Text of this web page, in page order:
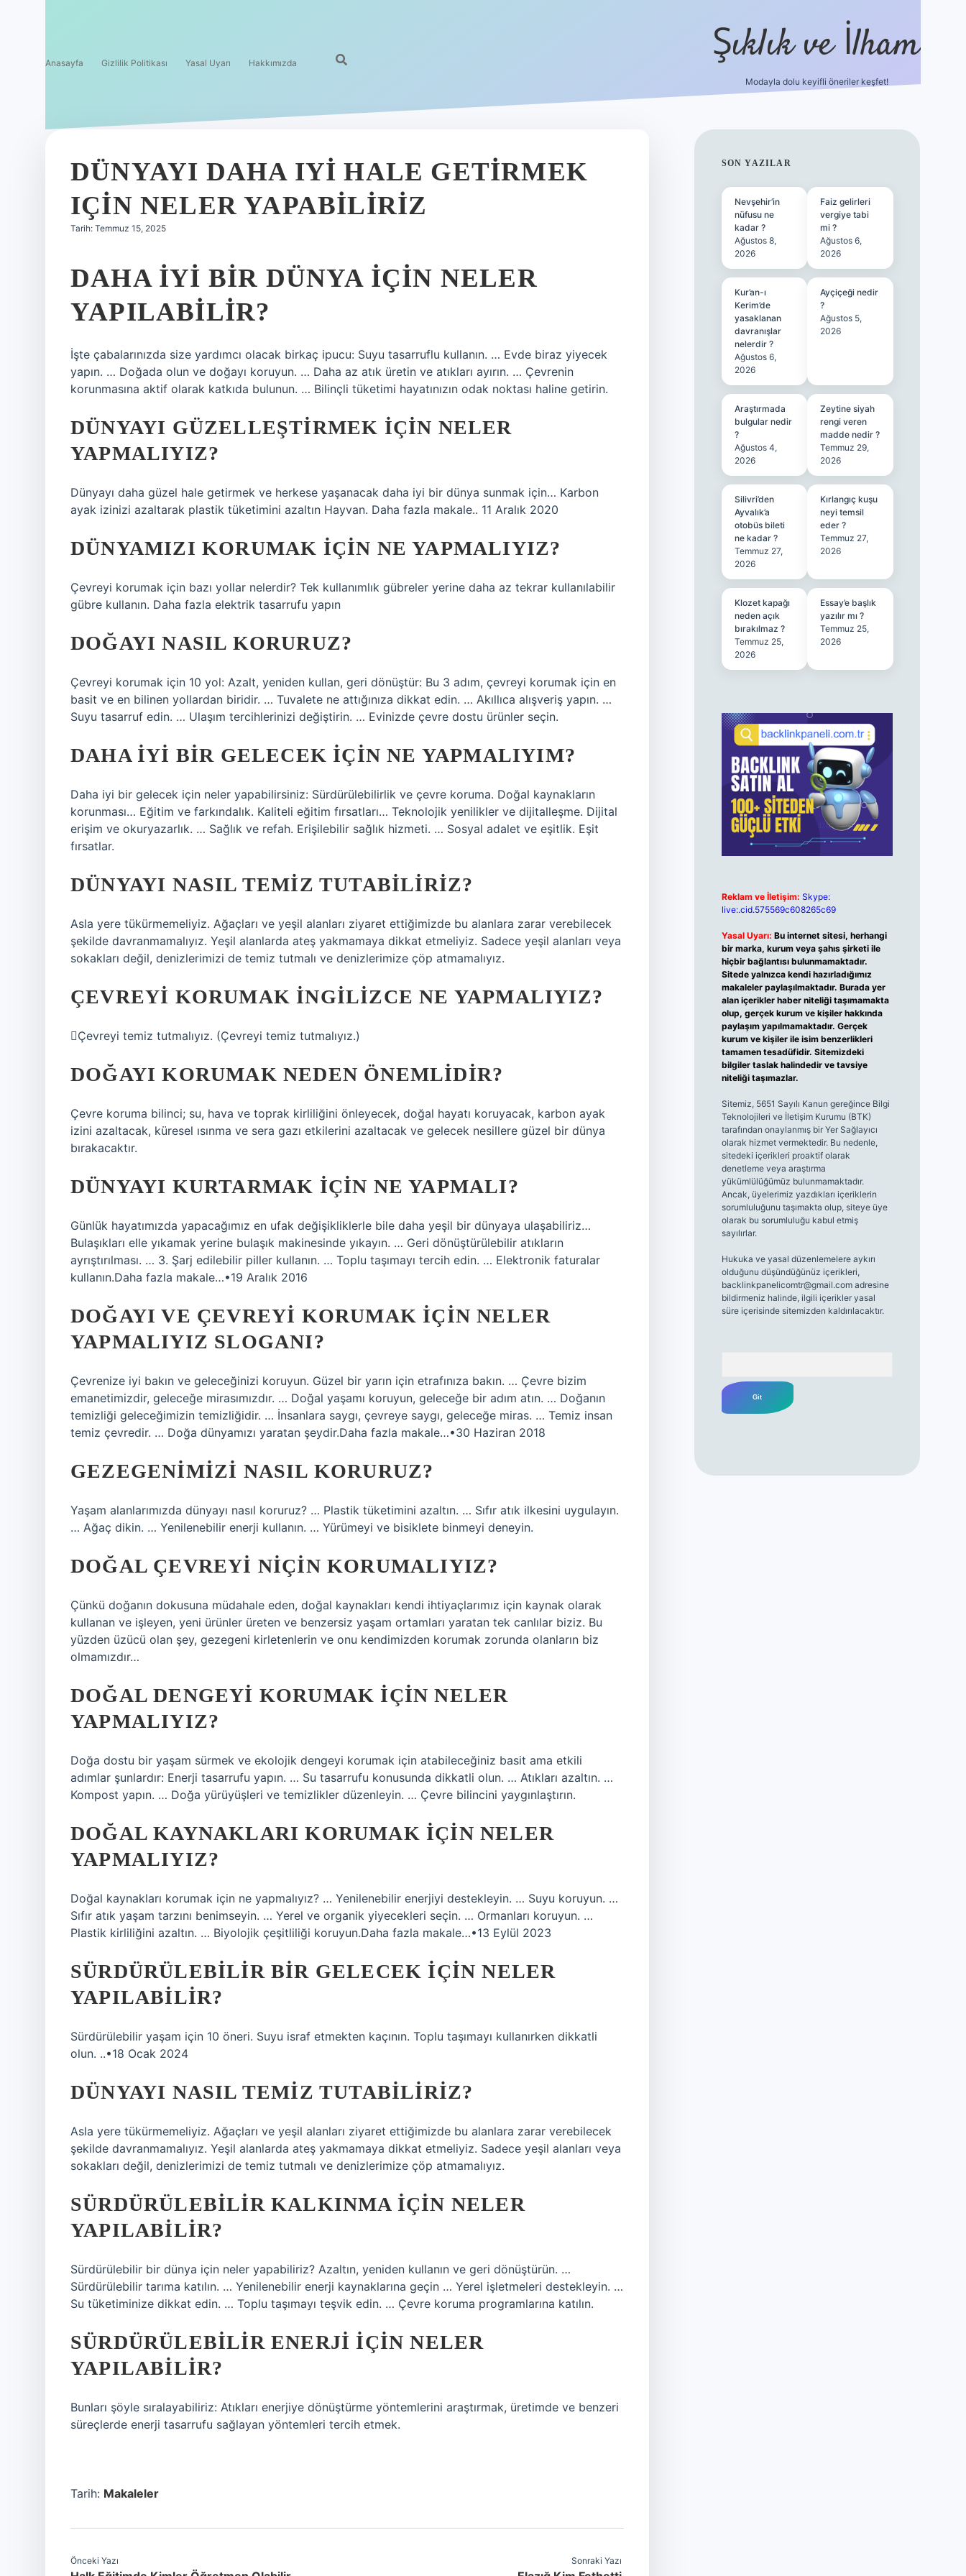
Anasayfa Gizlilik Politikası Yasal Uyarı Hakkımızda Şıklık ve İlham
Modayla dolu keyifli öneriler keşfet!
DÜNYAYI DAHA IYI HALE GETIRMEK
IÇIN NELER YAPABILIRIZ
Tarih: Temmuz 15, 2025
DAHA IYI BIR DÜNYA IÇIN NELER
YAPILABILIR?
İşte çabalarınızda size yardımcı olacak birkaç ipucu: Suyu tasarruflu kullanın. … Evde biraz yiyecek
yapın. … Doğada olun ve doğayı koruyun. … Daha az atık üretin ve atıkları ayırın. … Çevrenin
korunmasına aktif olarak katkıda bulunun. … Bilinçli tüketimi hayatınızın odak noktası haline getirin.
DÜNYAYI GÜZELLEŞTIRMEK IÇIN NELER
YAPMALIYIZ?
Dünyayı daha güzel hale getirmek ve herkese yaşanacak daha iyi bir dünya sunmak için… Karbon
ayak izinizi azaltarak plastik tüketimini azaltın Hayvan. Daha fazla makale.. 11 Aralık 2020
DÜNYAMIZI KORUMAK IÇIN NE YAPMALIYIZ?
Çevreyi korumak için bazı yollar nelerdir? Tek kullanımlık gübreler yerine daha az tekrar kullanılabilir
gübre kullanın. Daha fazla elektrik tasarrufu yapın
DOĞAYI NASIL KORURUZ?
Çevreyi korumak için 10 yol: Azalt, yeniden kullan, geri dönüştür: Bu 3 adım, çevreyi korumak için en
basit ve en bilinen yollardan biridir. … Tuvalete ne attığınıza dikkat edin. … Akıllıca alışveriş yapın. …
Suyu tasarruf edin. … Ulaşım tercihlerinizi değiştirin. … Evinizde çevre dostu ürünler seçin.
DAHA IYI BIR GELECEK IÇIN NE YAPMALIYIM?
Daha iyi bir gelecek için neler yapabilirsiniz: Sürdürülebilirlik ve çevre koruma. Doğal kaynakların
korunması… Eğitim ve farkındalık. Kaliteli eğitim fırsatları… Teknolojik yenilikler ve dijitalleşme. Dijital
erişim ve okuryazarlık. … Sağlık ve refah. Erişilebilir sağlık hizmeti. … Sosyal adalet ve eşitlik. Eşit
fırsatlar.
DÜNYAYI NASIL TEMIZ TUTABILIRIZ?
Asla yere tükürmemeliyiz. Ağaçları ve yeşil alanları ziyaret ettiğimizde bu alanlara zarar verebilecek
şekilde davranmamalıyız. Yeşil alanlarda ateş yakmamaya dikkat etmeliyiz. Sadece yeşil alanları veya
sokakları değil, denizlerimizi de temiz tutmalı ve denizlerimize çöp atmamalıyız.
ÇEVREYI KORUMAK INGILIZCE NE YAPMALIYIZ?
Çevreyi temiz tutmalıyız. (Çevreyi temiz tutmalıyız.)
DOĞAYI KORUMAK NEDEN ÖNEMLIDIR?
Çevre koruma bilinci; su, hava ve toprak kirliliğini önleyecek, doğal hayatı koruyacak, karbon ayak
izini azaltacak, küresel ısınma ve sera gazı etkilerini azaltacak ve gelecek nesillere güzel bir dünya
bırakacaktır.
DÜNYAYI KURTARMAK IÇIN NE YAPMALI?
Günlük hayatımızda yapacağımız en ufak değişikliklerle bile daha yeşil bir dünyaya ulaşabiliriz…
Bulaşıkları elle yıkamak yerine bulaşık makinesinde yıkayın. … Geri dönüştürülebilir atıkların
ayrıştırılması. … 3. Şarj edilebilir piller kullanın. … Toplu taşımayı tercih edin. … Elektronik faturalar
kullanın.Daha fazla makale…•19 Aralık 2016
DOĞAYI VE ÇEVREYI KORUMAK IÇIN NELER
YAPMALIYIZ SLOGANI?
Çevrenize iyi bakın ve geleceğinizi koruyun. Güzel bir yarın için etrafınıza bakın. … Çevre bizim
emanetimizdir, geleceğe mirasımızdır. … Doğal yaşamı koruyun, geleceğe bir adım atın. … Doğanın
temizliği geleceğimizin temizliğidir. … İnsanlara saygı, çevreye saygı, geleceğe miras. … Temiz insan
temiz çevredir. … Doğa dünyamızı yaratan şeydir.Daha fazla makale…•30 Haziran 2018
GEZEGENIMIZI NASIL KORURUZ?
Yaşam alanlarımızda dünyayı nasıl koruruz? … Plastik tüketimini azaltın. … Sıfır atık ilkesini uygulayın.
… Ağaç dikin. … Yenilenebilir enerji kullanın. … Yürümeyi ve bisiklete binmeyi deneyin.
DOĞAL ÇEVREYI NIÇIN KORUMALIYIZ?
Çünkü doğanın dokusuna müdahale eden, doğal kaynakları kendi ihtiyaçlarımız için kaynak olarak
kullanan ve işleyen, yeni ürünler üreten ve benzersiz yaşam ortamları yaratan tek canlılar biziz. Bu
yüzden üzücü olan şey, gezegeni kirletenlerin ve onu kendimizden korumak zorunda olanların biz
olmamızdır…
DOĞAL DENGEYI KORUMAK IÇIN NELER
YAPMALIYIZ?
Doğa dostu bir yaşam sürmek ve ekolojik dengeyi korumak için atabileceğiniz basit ama etkili
adımlar şunlardır: Enerji tasarrufu yapın. … Su tasarrufu konusunda dikkatli olun. … Atıkları azaltın. …
Kompost yapın. … Doğa yürüyüşleri ve temizlikler düzenleyin. … Çevre bilincini yaygınlaştırın.
DOĞAL KAYNAKLARI KORUMAK IÇIN NELER
YAPMALIYIZ?
Doğal kaynakları korumak için ne yapmalıyız? … Yenilenebilir enerjiyi destekleyin. … Suyu koruyun. …
Sıfır atık yaşam tarzını benimseyin. … Yerel ve organik yiyecekleri seçin. … Ormanları koruyun. …
Plastik kirliliğini azaltın. … Biyolojik çeşitliliği koruyun.Daha fazla makale…•13 Eylül 2023
SÜRDÜRÜLEBILIR BIR GELECEK IÇIN NELER
YAPILABILIR?
Sürdürülebilir yaşam için 10 öneri. Suyu israf etmekten kaçının. Toplu taşımayı kullanırken dikkatli
olun. ..•18 Ocak 2024
DÜNYAYI NASIL TEMIZ TUTABILIRIZ?
Asla yere tükürmemeliyiz. Ağaçları ve yeşil alanları ziyaret ettiğimizde bu alanlara zarar verebilecek
şekilde davranmamalıyız. Yeşil alanlarda ateş yakmamaya dikkat etmeliyiz. Sadece yeşil alanları veya
sokakları değil, denizlerimizi de temiz tutmalı ve denizlerimize çöp atmamalıyız.
SÜRDÜRÜLEBILIR KALKINMA IÇIN NELER
YAPILABILIR?
Sürdürülebilir bir dünya için neler yapabiliriz? Azaltın, yeniden kullanın ve geri dönüştürün. …
Sürdürülebilir tarıma katılın. … Yenilenebilir enerji kaynaklarına geçin … Yerel işletmeleri destekleyin. …
Su tüketiminize dikkat edin. … Toplu taşımayı teşvik edin. … Çevre koruma programlarına katılın.
SÜRDÜRÜLEBILIR ENERJI IÇIN NELER
YAPILABILIR?
Bunları şöyle sıralayabiliriz: Atıkları enerjiye dönüştürme yöntemlerini araştırmak, üretimde ve benzeri
süreçlerde enerji tasarrufu sağlayan yöntemleri tercih etmek.
Tarih: Makaleler
Önceki Yazı Sonraki Yazı
SIDEBAR
SON YAZILAR
Nevşehir’in
nüfusu ne
kadar ?
Ağustos 8,
2026
Faiz gelirleri
vergiye tabi
mi ?
Ağustos 6,
2026
Kur’an-ı
Kerim’de
yasaklanan
davranışlar
nelerdir ?
Ağustos 6,
2026
Ayçiçeği nedir
?
Ağustos 5,
2026
Araştırmada
bulgular nedir
?
Ağustos 4,
2026
Zeytine siyah
rengi veren
madde nedir ?
Temmuz 29,
2026
Silivri’den
Ayvalık’a
otobüs bileti
ne kadar ?
Temmuz 27,
2026
Kırlangıç kuşu
neyi temsil
eder ?
Temmuz 27,
2026
Klozet kapağı
neden açık
bırakılmaz ?
Temmuz 25,
2026
Essay’e başlık
yazılır mı ?
Temmuz 25,
2026
Reklam ve İletişim: Skype:
live:.cid.575569c608265c69
Yasal Uyarı: Bu internet sitesi, herhangi
bir marka, kurum veya şahıs şirketi ile
hiçbir bağlantısı bulunmamaktadır.
Sitede yalnızca kendi hazırladığımız
makaleler paylaşılmaktadır. Burada yer
alan içerikler haber niteliği taşımamakta
olup, gerçek kurum ve kişiler hakkında
paylaşım yapılmamaktadır. Gerçek
kurum ve kişiler ile isim benzerlikleri
tamamen tesadüfidir. Sitemizdeki
bilgiler taslak halindedir ve tavsiye
niteliği taşımazlar.
Sitemiz, 5651 Sayılı Kanun gereğince Bilgi
Teknolojileri ve İletişim Kurumu (BTK)
tarafından onaylanmış bir Yer Sağlayıcı
olarak hizmet vermektedir. Bu nedenle,
sitedeki içerikleri proaktif olarak
denetleme veya araştırma
yükümlülüğümüz bulunmamaktadır.
Ancak, üyelerimiz yazdıkları içeriklerin
sorumluluğunu taşımakta olup, siteye üye
olarak bu sorumluluğu kabul etmiş
sayılırlar.
Hukuka ve yasal düzenlemelere aykırı
olduğunu düşündüğünüz içerikleri,
backlinkpanelicomtr@gmail.comadresine
bildirmeniz halinde, ilgili içerikler yasal
süre içerisinde sitemizden kaldırılacaktır.
betexper yeni giriş